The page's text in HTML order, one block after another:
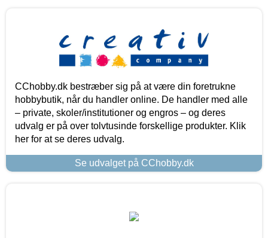
CChobby.dk bestræber sig på at være din foretrukne
hobbybutik, når du handler online. De handler med alle
– private, skoler/institutioner og engros – og deres
udvalg er på over tolvtusinde forskellige produkter. Klik
her for at se deres udvalg.
Se udvalget på CChobby.dk